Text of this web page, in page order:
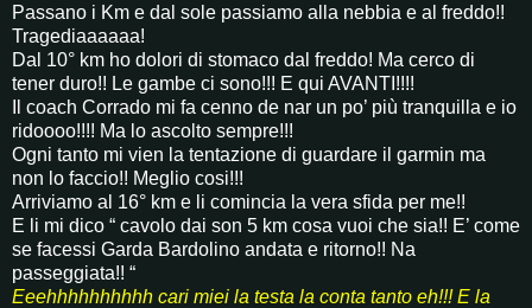
Passano i Km e dal sole passiamo alla nebbia e al freddo!!
Tragediaaaaaa!
Dal 10° km ho dolori di stomaco dal freddo! Ma cerco di
tener duro!! Le gambe ci sono!!! E qui AVANTI!!!!
Il coach Corrado mi fa cenno de nar un po’ più tranquilla e io
ridoooo!!!! Ma lo ascolto sempre!!!
Ogni tanto mi vien la tentazione di guardare il garmin ma
non lo faccio!! Meglio cosi!!!
Arriviamo al 16° km e li comincia la vera sfida per me!!
E li mi dico “ cavolo dai son 5 km cosa vuoi che sia!! E’ come
se facessi Garda Bardolino andata e ritorno!! Na
passeggiata!! “
Eeehhhhhhhhhh cari miei la testa la conta tanto eh!!! E la